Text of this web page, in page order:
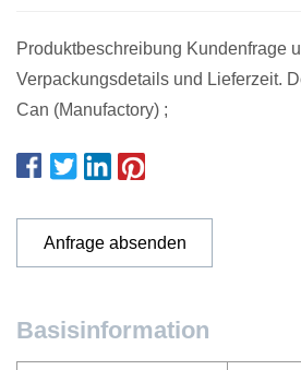
Produktbeschreibung Kundenfrage
Verpackungsdetails und Lieferzeit.
Can (Manufactory) ;
Anfrage absenden
Basisinformation